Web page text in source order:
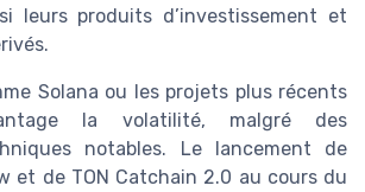
leurs produits d’investissement et
Solana ou les projets plus récents
la volatilité, malgré des
notables. Le lancement de
et de TON Catchain 2.0 au cours du